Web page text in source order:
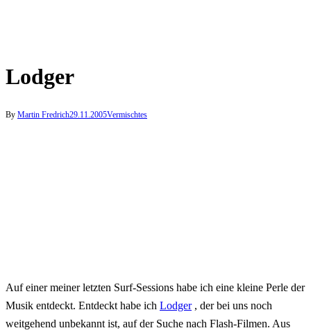
Lodger
By Martin Fredrich29.11.2005Vermischtes
Auf einer meiner letzten Surf-Sessions habe ich eine kleine Perle der
Musik entdeckt. Entdeckt habe ich Lodger, der bei uns noch
weitgehend unbekannt ist, auf der Suche nach Flash-Filmen. Aus